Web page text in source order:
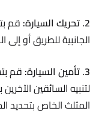
2. تحريك السيارة:
قم
الجانبية للطريق أو
3. تأمين السيارة:
قم
لتنبيه السائقين
المثلث الخاص بتحديد